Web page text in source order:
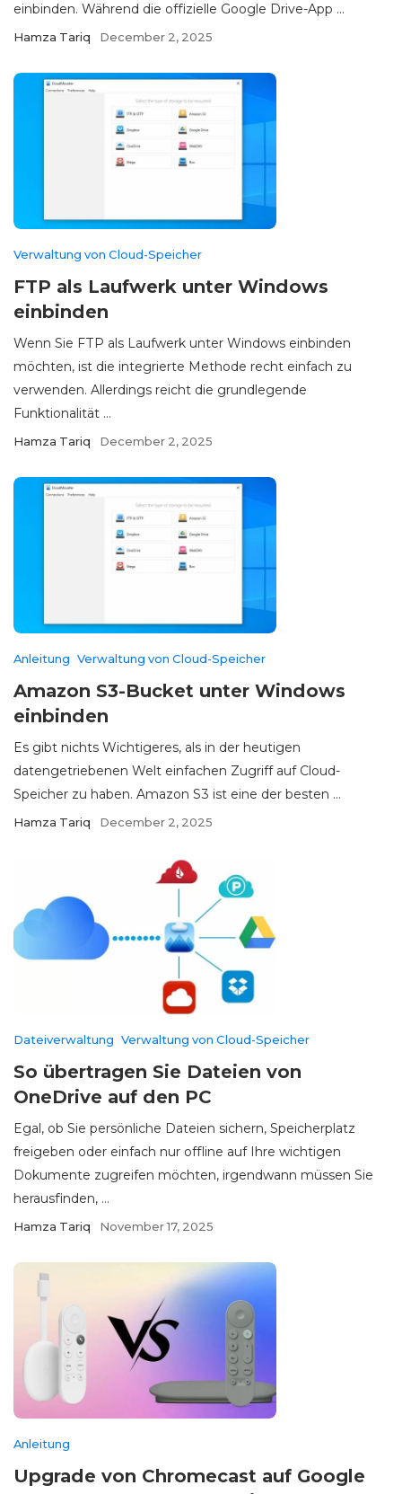
einbinden. Während die offizielle Google Drive-App ...
Hamza Tariq December 2, 2025
Verwaltung von Cloud-Speicher
FTP als Laufwerk unter Windows
einbinden
Wenn Sie FTP als Laufwerk unter Windows einbinden
möchten, ist die integrierte Methode recht einfach zu
verwenden. Allerdings reicht die grundlegende
Funktionalität ...
Hamza Tariq December 2, 2025
Anleitung Verwaltung von Cloud-Speicher
Amazon S3-Bucket unter Windows
einbinden
Es gibt nichts Wichtigeres, als in der heutigen
datengetriebenen Welt einfachen Zugriff auf Cloud-
Speicher zu haben. Amazon S3 ist eine der besten ...
Hamza Tariq December 2, 2025
Dateiverwaltung Verwaltung von Cloud-Speicher
So übertragen Sie Dateien von
OneDrive auf den PC
Egal, ob Sie persönliche Dateien sichern, Speicherplatz
freigeben oder einfach nur offline auf Ihre wichtigen
Dokumente zugreifen möchten, irgendwann müssen Sie
herausfinden, ...
Hamza Tariq November 17, 2025
Anleitung
Upgrade von Chromecast auf Google